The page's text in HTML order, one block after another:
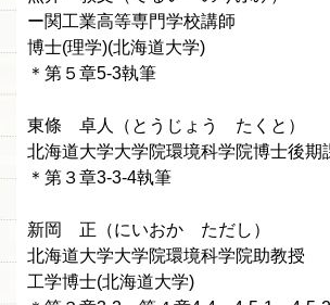
ー関工業高等専門学校講師
博士(理学)(北海道大学)
＊第５章5-3執筆
東條 卓人（とうじょう たくと）
北海道大学大学院環境科学院博士後期
＊第３章3-3-4執筆
新岡 正（にいおか ただし）
北海道大学大学院環境科学院助教授
工学博士(北海道大学)